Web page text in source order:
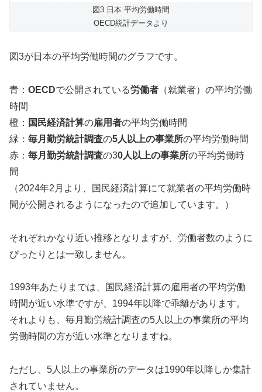
図3 日本 平均労働時間
OECD統計データより
図3が日本の平均労働時間のグラフです。
青： OECDで公開されている労働者 （就業者）の平均労働
時間
橙： 国民経済計算の雇用者の平均労働時間
緑： 毎月勤労統計調査の5人以上の事業所の平均労働時間
赤： 毎月勤労統計調査の30人以上の事業所の平均労働時
間
（2024年2月より、国民経済計算にて就業者の平均労働時
間が公開されるようになったので追加しています。）
それぞれかなり近い推移となりますが、労働者数のように
ぴったりとは一致しません。
1993年あたりまでは、国民経済計算の雇用者の平均労働
時間が近い水準ですが、1994年以降で乖離があります。
それよりも、毎月勤労統計調査の5人以上の事業所の平均
労働時間の方が近い水準となりますね。
ただし、5人以上の事業所のデータは1990年以降しか集計
されていません。